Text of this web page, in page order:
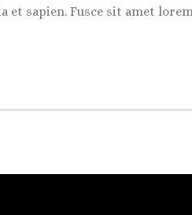
sapien. Fusce sit amet